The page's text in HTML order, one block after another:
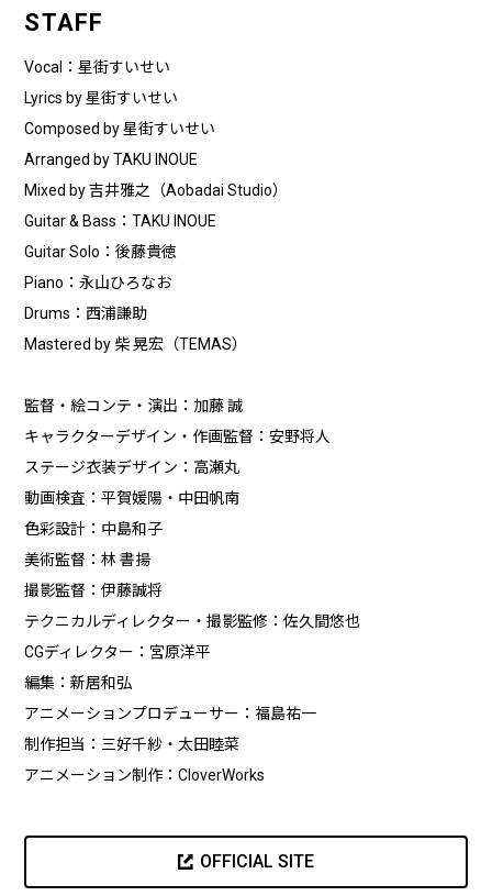
STAFF
Vocal：星街すいせい
Lyrics by 星街すいせい
Composed by 星街すいせい
Arranged by TAKU INOUE
Mixed by 吉井雅之（Aobadai Studio）
Guitar & Bass：TAKU INOUE
Guitar Solo：後藤貴徳
Piano：永山ひろなお
Drums：西浦謙助
Mastered by 柴 晃宏（TEMAS）
監督・絵コンテ・演出：加藤 誠
キャラクターデザイン・作画監督：安野将人
ステージ衣装デザイン：高瀬丸
動画検査：平賀媛陽・中田帆南
色彩設計：中島和子
美術監督：林 書揚
撮影監督：伊藤誠将
テクニカルディレクター・撮影監修：佐久間悠也
CGディレクター：宮原洋平
編集：新居和弘
アニメーションプロデューサー：福島祐一
制作担当：三好千紗・太田睦菜
アニメーション制作：CloverWorks
OFFICIAL SITE